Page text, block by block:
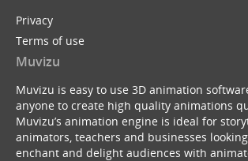
Privacy
Terms of use
Muvizu
Muvizu is easy to use 3D animation
anyone to create high quality animations
Muvizu’s animation engine is ideal for
animators, teachers and businesses
enchant and delight audiences with